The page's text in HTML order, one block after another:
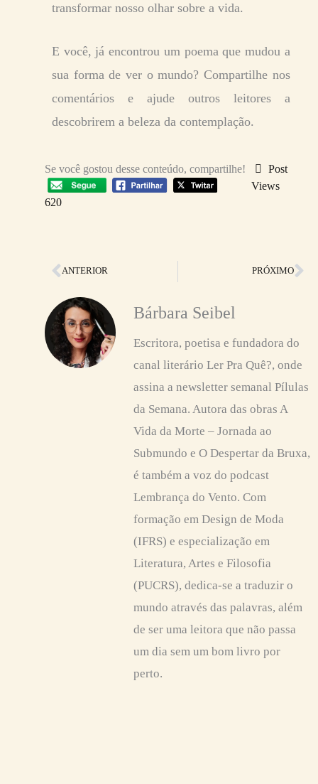
transformar nosso olhar sobre a vida.
E você, já encontrou um poema que mudou a
sua forma de ver o mundo? Compartilhe nos
comentários e ajude outros leitores a
descobrirem a beleza da contemplação.
Se você gostou desse conteúdo, compartilhe!
Post
Views
620
Anterior
ANTERIOR PRÓXIMO
Bárbara Seibel
Escritora, poetisa e fundadora do
canal literário Ler Pra Quê?, onde
assina a newsletter semanal Pílulas
da Semana. Autora das obras A
Vida da Morte – Jornada ao
Submundo e O Despertar da Bruxa,
é também a voz do podcast
Lembrança do Vento. Com
formação em Design de Moda
(IFRS) e especialização em
Literatura, Artes e Filosofia
(PUCRS), dedica-se a traduzir o
mundo através das palavras, além
de ser uma leitora que não passa
um dia sem um bom livro por
perto.